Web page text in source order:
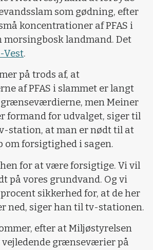
som gødning, efter
koncentrationer af PFAS i
morsingbosk landmand. Det
Vest.
på trods af, at
af PFAS i slammet er langt
men Meiner
formand for udvalget, siger til
station, at man er nødt til at
om forsigtighed i sagen.
for at være forsigtige. Vi vil
på vores grundvand. Og vi
sikkerhed for, at de her
ned, siger han til tv-stationen.
efter at Miljøstyrelsen
vejledende grænseværier på